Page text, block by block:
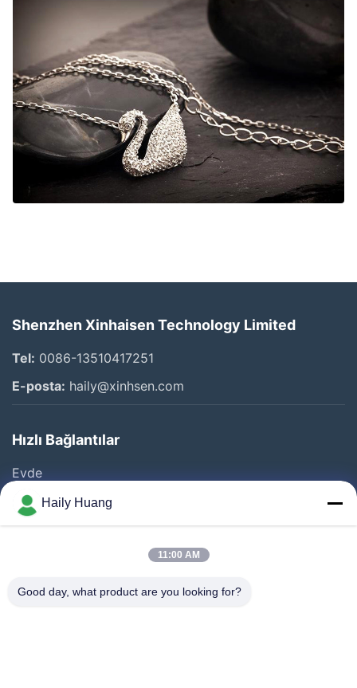
Shenzhen Xinhaisen Technology Limited
Tel: 0086-13510417251
E-posta: haily@xinhsen.com
Hızlı Bağlantılar
Evde
Ürünler
VİDEOLAR
Fabrika Turu
Haily Huang
11:00 AM
Good day, what product are you looking for?